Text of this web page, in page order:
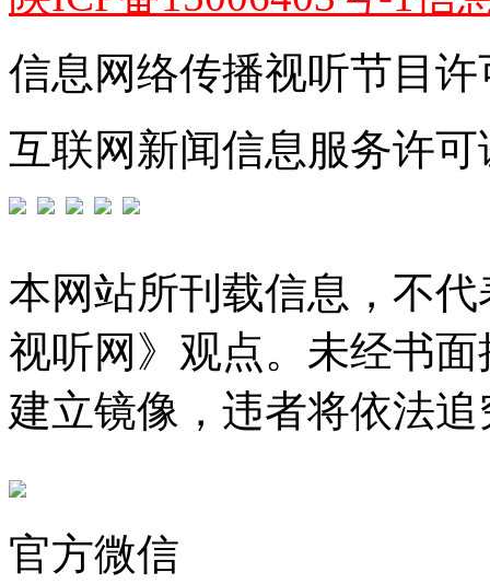
信息网络传播视听节目许
互联网新闻信息服务许可
本网站所刊载信息，不
视听网》观点。未经书
建立镜像，违者将依法
官方微信